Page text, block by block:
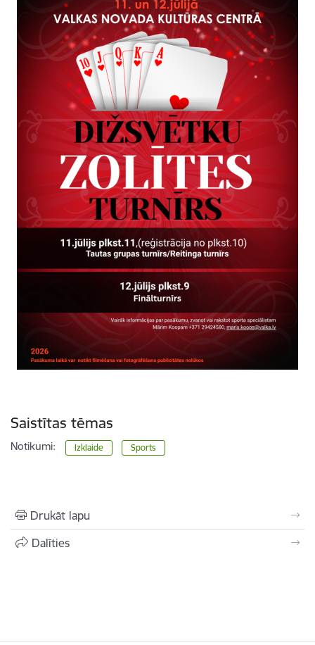
Saistītas tēmas
Notikumi: Izklaide Sports
Drukāt lapu
Dalīties